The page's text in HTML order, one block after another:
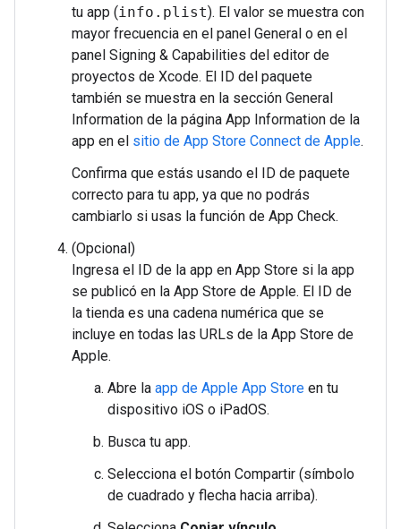
tu app (info.plist). El valor se muestra con
mayor frecuencia en el panel General o en el
panel Signing & Capabilities del editor de
proyectos de Xcode. El ID del paquete
también se muestra en la sección General
Information de la página App Information de la
app en el sitio de App Store Connect de Apple.
Confirma que estás usando el ID de paquete
correcto para tu app, ya que no podrás
cambiarlo si usas la función de App Check.
(Opcional)
Ingresa el ID de la app en App Store si la app
se publicó en la App Store de Apple. El ID de
la tienda es una cadena numérica que se
incluye en todas las URLs de la App Store de
Apple.
Abre la app de Apple App Store en tu
dispositivo iOS o iPadOS.
Busca tu app.
Selecciona el botón Compartir (símbolo
de cuadrado y flecha hacia arriba).